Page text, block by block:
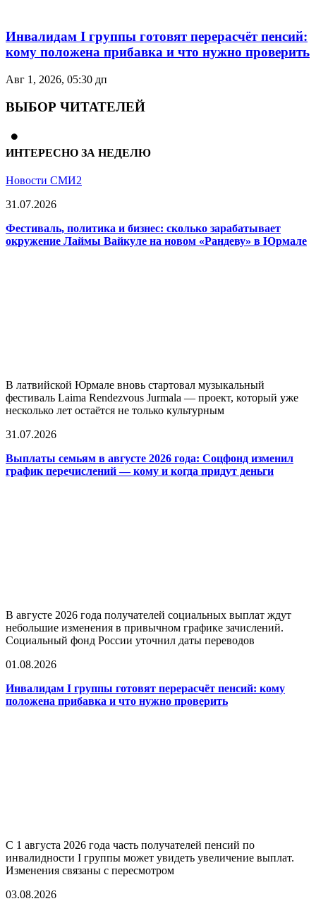
Инвалидам I группы готовят перерасчёт пенсий:
кому положена прибавка и что нужно проверить
Авг 1, 2026, 05:30 дп
ВЫБОР ЧИТАТЕЛЕЙ
ИНТЕРЕСНО ЗА НЕДЕЛЮ
Новости СМИ2
31.07.2026
Фестиваль, политика и бизнес: сколько зарабатывает
окружение Лаймы Вайкуле на новом «Рандеву» в Юрмале
В латвийской Юрмале вновь стартовал музыкальный
фестиваль Laima Rendezvous Jurmala — проект, который уже
несколько лет остаётся не только культурным
31.07.2026
Выплаты семьям в августе 2026 года: Соцфонд изменил
график перечислений — кому и когда придут деньги
В августе 2026 года получателей социальных выплат ждут
небольшие изменения в привычном графике зачислений.
Социальный фонд России уточнил даты переводов
01.08.2026
Инвалидам I группы готовят перерасчёт пенсий: кому
положена прибавка и что нужно проверить
С 1 августа 2026 года часть получателей пенсий по
инвалидности I группы может увидеть увеличение выплат.
Изменения связаны с пересмотром
03.08.2026